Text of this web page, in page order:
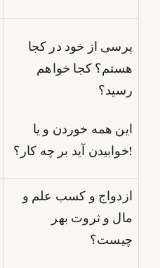
پرسی از خود در کجا
هستم؟ کجا خواهم
رسید؟
این همه خوردن و یا
خوابیدن آید بر چه کار؟!
ازدواج و کسب علم و
مال و ثروت بهر
چیست؟